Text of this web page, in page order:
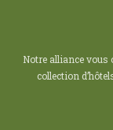
Notre alliance vous
collection